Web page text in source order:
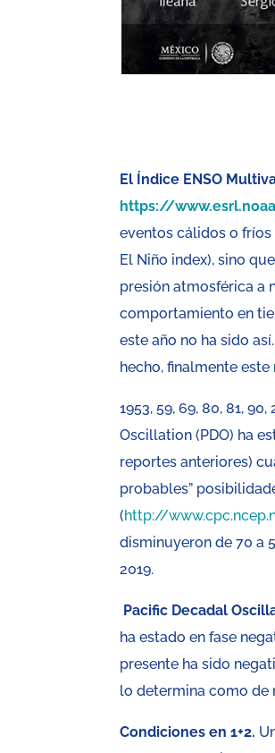
El Índice ENSO
https://
eventos cálidos o fríos
El Niño index), sino
presión atmosférica a
comportamiento en
este año no ha sido
hecho, finalmente
1953, 59, 69, 80, 81,
Oscillation (PDO) ha
reportes anteriores)
probables”
(http://
disminuyeron de 70 a
2019.
Pacific Decadal
ha estado en fase
presente ha sido
lo determina como de
Condiciones en 1+2.